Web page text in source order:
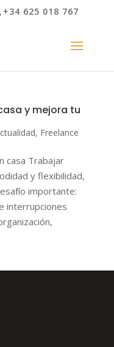
+34 625 018 767
y mejora tu
, Freelance
casa Trabajar
y flexibilidad,
importante:
interrupciones